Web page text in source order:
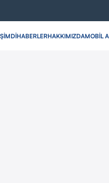
HABERLERHAKKIMIZDAMOBİL